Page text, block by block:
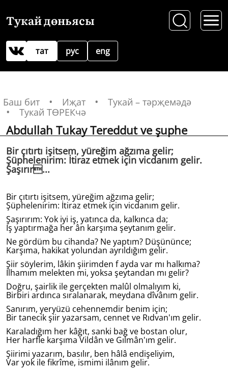
Тукай дөньясы
рус
тат eng
Баш бит Иҗат
Тукай – тәрҗемәдә
Тукай ТӨРЕКчә
Abdullah Tukay Tereddut ve şuphe
Bir çıtırtı işitsem, yüreğim ağzıma gelir;
Şüphelenirim: İtiraz etmek için vicdanım gelir.
Şaşırır...
Bir çıtırtı işitsem, yüreğim ağzıma gelir;
Şüphelenirim: İtiraz etmek için vicdanım gelir.
Şaşırırım: Yok iyi iş, yatınca da, kalkınca da;
İş yaptırmağa her ân karşıma şeytanım gelir.
Ne gördüm bu cihanda? Ne yaptım? Düşününce;
Karşıma, hakikat yolundan ayrıldığım gelir.
Şiir söylerim, lâkin şiirimden f ayda var mı halkıma?
İlhamım melekten mi, yoksa şeytandan mı gelir?
Doğru, şairlik ile gerçekten malûl olmalıyım ki,
Birbiri ardınca sıralanarak, meydana dîvânım gelir.
Sanırım, yeryüzü cehennemdir benim için;
Bir tanecik şiir yazarsam, cennet ve Rıdvan'ım gelir.
Karaladığım her kâğıt, sanki bağ ve bostan olur,
Her harfle karşıma Vildân ve Gılmân'ım gelir.
Şiirimi yazarım, basılır, ben hâlâ endişeliyim,
Var yok ile fikrîme, ismimi ilânım gelir.